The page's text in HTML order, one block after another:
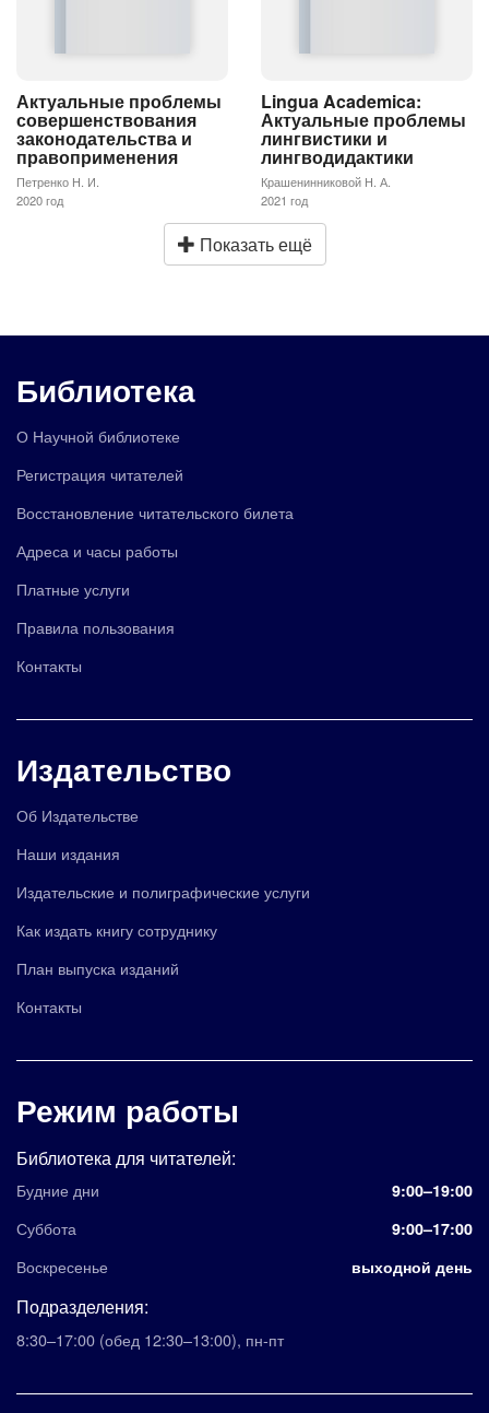
Актуальные проблемы
совершенствования
законодательства и
правоприменения
Петренко Н. И.
2020 год
Lingua Academica:
Актуальные проблемы
лингвистики и
лингводидактики
Крашенинниковой Н. А.
2021 год
Показать ещё
Библиотека
О Научной библиотеке
Регистрация читателей
Восстановление читательского билета
Адреса и часы работы
Платные услуги
Правила пользования
Контакты
Издательство
Об Издательстве
Наши издания
Издательские и полиграфические услуги
Как издать книгу сотруднику
План выпуска изданий
Контакты
Режим работы
Библиотека для читателей:
Будние дни 9:00–19:00
Суббота 9:00–17:00
Воскресенье выходной день
Подразделения:
8:30–17:00 (обед 12:30–13:00), пн-пт